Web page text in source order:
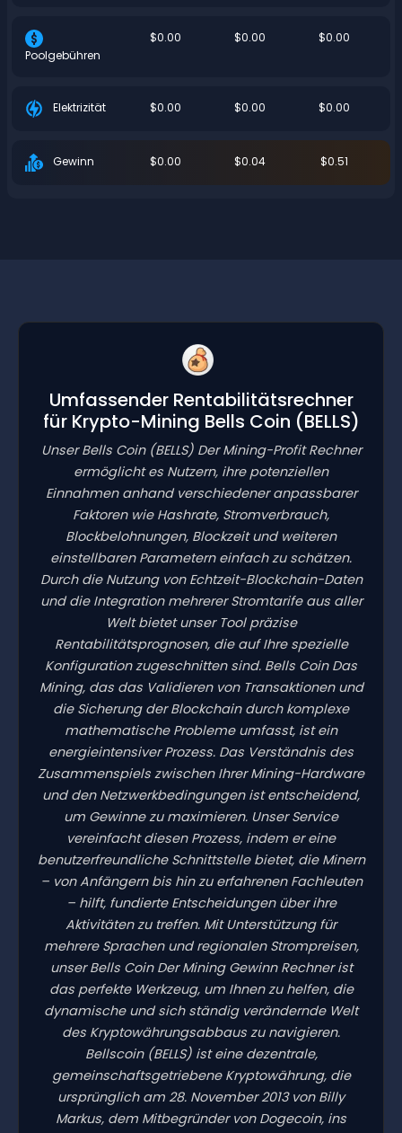
Poolgebühren
$0.00 $0.00 $0.00
Elektrizität $0.00 $0.00 $0.00
Gewinn $0.00 $0.04 $0.51
Umfassender Rentabilitätsrechner
für Krypto-Mining Bells Coin (BELLS)
Unser Bells Coin (BELLS)Der Mining-Profit Rechner
ermöglicht es Nutzern, ihre potenziellen
Einnahmen anhand verschiedener anpassbarer
Faktoren wie Hashrate, Stromverbrauch,
Blockbelohnungen, Blockzeit und weiteren
einstellbaren Parametern einfach zu schätzen.
Durch die Nutzung von Echtzeit-Blockchain-Daten
und die Integration mehrerer Stromtarife aus aller
Welt bietet unser Tool präzise
Rentabilitätsprognosen, die auf Ihre spezielle
Konfiguration zugeschnitten sind. Bells Coin Das
Mining, das das Validieren von Transaktionen und
die Sicherung der Blockchain durch komplexe
mathematische Probleme umfasst, ist ein
energieintensiver Prozess. Das Verständnis des
Zusammenspiels zwischen Ihrer Mining-Hardware
und den Netzwerkbedingungen ist entscheidend,
um Gewinne zu maximieren. Unser Service
vereinfacht diesen Prozess, indem er eine
benutzerfreundliche Schnittstelle bietet, die Minern
– von Anfängern bis hin zu erfahrenen Fachleuten
– hilft, fundierte Entscheidungen über ihre
Aktivitäten zu treffen. Mit Unterstützung für
mehrere Sprachen und regionalen Strompreisen,
unser Bells Coin Der Mining Gewinn Rechner ist
das perfekte Werkzeug, um Ihnen zu helfen, die
dynamische und sich ständig verändernde Welt
des Kryptowährungsabbaus zu navigieren.
Bellscoin (BELLS) ist eine dezentrale,
gemeinschaftsgetriebene Kryptowährung, die
ursprünglich am 28. November 2013 von Billy
Markus, dem Mitbegründer von Dogecoin, ins